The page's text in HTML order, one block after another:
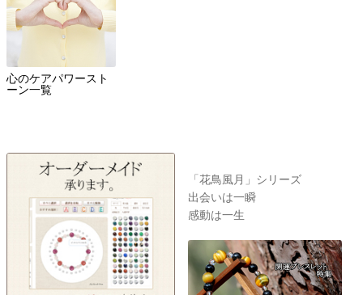
心のケアパワースト
ーン一覧
「花鳥風月」シリーズ
出会いは一瞬
感動は一生